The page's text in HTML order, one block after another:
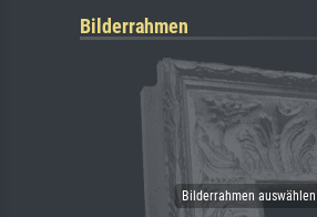
Bilderrahmen